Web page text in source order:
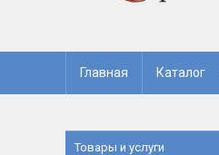
Главная Каталог
Товары и услуги